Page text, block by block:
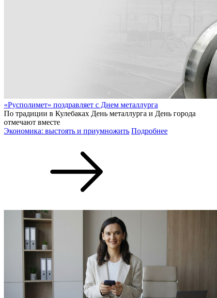
«Русполимет» поздравляет с Днем металлурга
По традиции в Кулебаках День металлурга и День города
отмечают вместе
Экономика: выстоять и приумножить Подробнее